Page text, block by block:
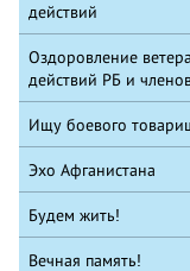
действий
Оздоровление
действий РБ и
Ищу боевого
Эхо Афганистана
Будем жить!
Вечная память!